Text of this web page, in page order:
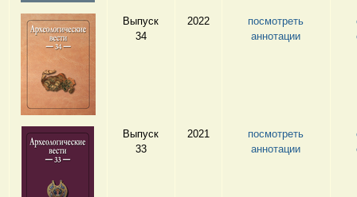
Выпуск
34
2022
посмотреть
аннотации
Выпуск
33
2021
посмотреть
аннотации